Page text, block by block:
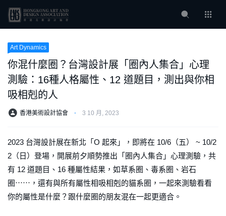
Art Dynamics
你混什麼圈？台灣設計展「圈內人集合」心理
測驗：16種人格屬性、12 道題目，測出與你相
吸相剋的人
香港美術設計協會 ⋅ 3 10 月, 2023
2023 台灣設計展在新北「O 起來」，即將在 10/6（五） ~ 10/2
2（日）登場，開展前夕順勢推出「圈內人集合」心理測驗，共
有 12 道題目、16 種屬性結果，如草系圈、毒系圈、岩石
圈⋯⋯，還有與所有屬性相吸相剋的貓系圈，一起來測驗看看
你的屬性是什麼？跟什麼圈的朋友混在一起更適合。